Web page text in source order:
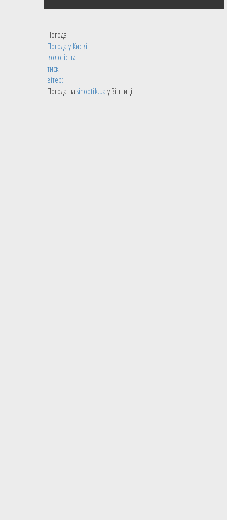
Погода
Погода уКиєві
вологість:
тиск:
вітер:
Погода наsinoptik.uaу Вінниці